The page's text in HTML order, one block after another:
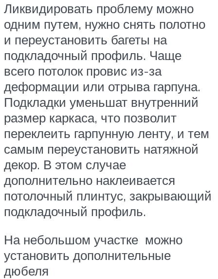
Ликвидировать проблему можно
одним путем, нужно снять полотно
и переустановить багеты на
подкладочный профиль. Чаще
всего потолок провис из-за
деформации или отрыва гарпуна.
Подкладки уменьшат внутренний
размер каркаса, что позволит
переклеить гарпунную ленту, и тем
самым переустановить натяжной
декор. В этом случае
дополнительно наклеивается
потолочный плинтус, закрывающий
подкладочный профиль.
На небольшом участке можно
установить дополнительные
дюбеля